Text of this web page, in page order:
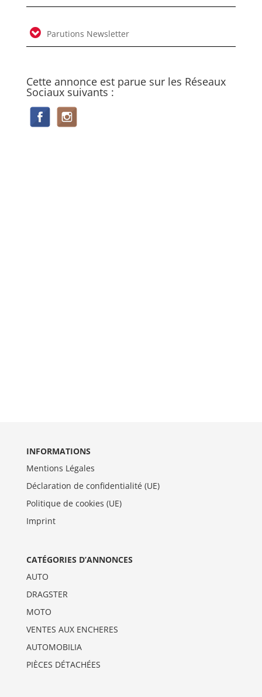
Parutions Newsletter
Cette annonce est parue sur les Réseaux
Sociaux suivants :
INFORMATIONS
Mentions Légales
Déclaration de confidentialité (UE)
Politique de cookies (UE)
Imprint
CATÉGORIES D’ANNONCES
AUTO
DRAGSTER
MOTO
VENTES AUX ENCHERES
AUTOMOBILIA
PIÈCES DÉTACHÉES